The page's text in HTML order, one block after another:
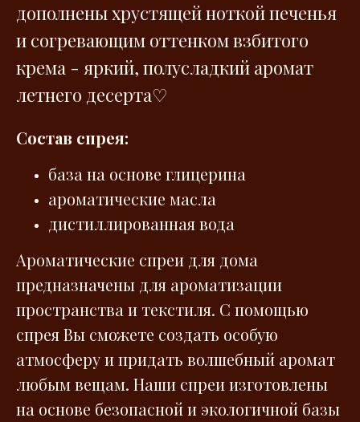
дополнены хрустящей ноткой печенья
и согревающим оттенком взбитого
крема - яркий, полусладкий аромат
летнего десерта♡
Состав спрея:
база на основе глицерина
ароматические масла
дистиллированная вода
Ароматические спреи для дома
предназначены для ароматизации
пространства и текстиля. С помощью
спрея Вы сможете создать особую
атмосферу и придать волшебный аромат
любым вещам. Наши спреи изготовлены
на основе безопасной и экологичной базы